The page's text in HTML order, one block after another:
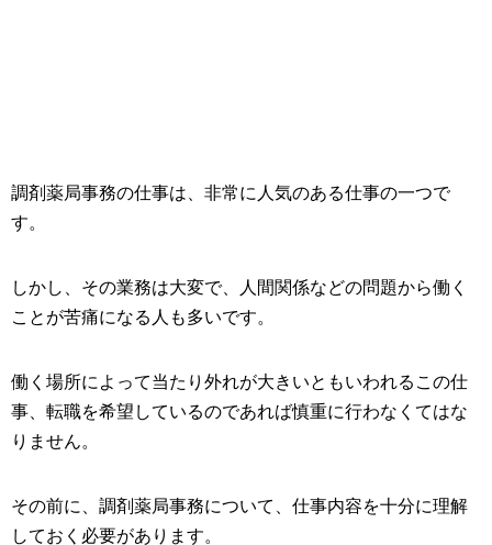
調剤薬局事務の仕事は、非常に人気のある仕事の一つで
す。
しかし、その業務は大変で、人間関係などの問題から働く
ことが苦痛になる人も多いです。
働く場所によって当たり外れが大きいともいわれるこの仕
事、転職を希望しているのであれば慎重に行わなくてはな
りません。
その前に、調剤薬局事務について、仕事内容を十分に理解
しておく必要があります。